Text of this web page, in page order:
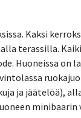
Kaksi
terassilla.
Huoneissa on
ja jäätelöä),
minibaarin